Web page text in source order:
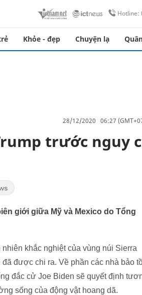
Hotline:
Khỏe - đẹp Chuyện lạ
28/12/2020 06:27
trước nguy
giới giữa Mỹ và Mexico do Tổng
khắc nghiệt của vùng núi Sierra
được chi ra. Về phần các nhà bảo
đắc cử Joe Biden sẽ quyết định
sống của động vật hoang dã.